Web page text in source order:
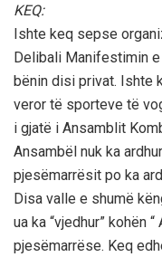
KEQ:
Ishte keq sepse
Delibali Manifestimin
bënin disi privat. Ishte
veror të sporteve të
i gjatë i Ansamblit
Ansambël nuk ka
pjesëmarrësit po ka
Disa valle e shumë
ua ka “vjedhur” kohën
pjesëmarrëse. Keq